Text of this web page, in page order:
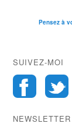
Pensez à
SUIVEZ-MOI
NEWSLETTER